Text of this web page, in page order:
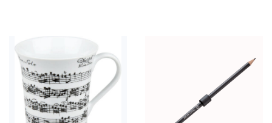
Adauga in cos
Afiseaza produs